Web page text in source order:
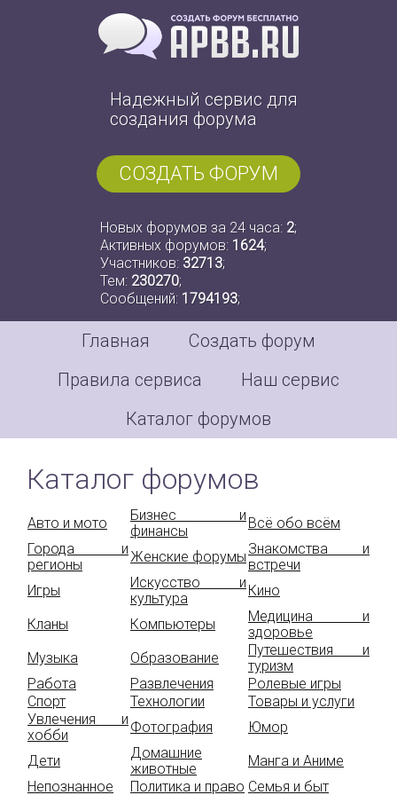
Надежный сервис для
создания форума
СОЗДАТЬ ФОРУМ
Новых форумов за 24 часа: 2;
Активных форумов: 1624;
Участников: 32713;
Тем: 230270;
Сообщений: 1794193;
Главная
Создать форум
Правила сервиса
Наш сервис
Каталог форумов
Каталог форумов
Авто и мото
Бизнес и
финансы
Всё обо всём
Города и
регионы
Женские форумы Знакомства и
встречи
Игры
Искусство и
культура
Кино
Кланы
Компьютеры
Медицина и
здоровье
Музыка
Образование
Путешествия и
туризм
Работа
Развлечения
Ролевые игры
Спорт
Технологии
Товары и услуги
Увлечения и
хобби
Фотография
Юмор
Дети
Домашние
животные
Манга и Аниме
Непознанное
Политика и право Семья и быт